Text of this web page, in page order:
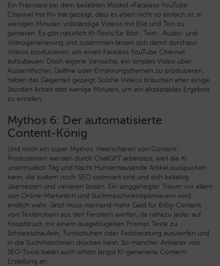
Ein Praxistest bei dem beliebten Modell »Faceless YouTube
Channel mit KI« hat gezeigt, dass es eben nicht so einfach ist, in
wenigen Minuten vollständige Videos mit Bild und Ton zu
genieren. Es gibt natürlich KI-Tools für Bild-, Text-, Audio- und
Videogenerierung und zusammen lassen sich damit durchaus
Videos produzieren, um einen Faceless YouTube Channel
aufzubauen. Doch eigene Versuche, ein simples Video über
Austernfischer, Delfine oder Ernährungsthemen zu produzieren,
haben das Gegenteil gezeigt. Solche Videos brauchen eher einige
Stunden Arbeit statt wenige Minuten, um ein akzeptables Ergebnis
zu erzielen.
Mythos 6: Der automatisierte
Content-König
Und noch ein super Mythos. Heerscharen von Content-
Produzenten werden durch ChatGPT arbeitslos, weil die KI
unermüdlich Tag und Nacht Hunderttausende Artikel ausspucken
kann, die zudem noch SEO optimiert sind und sich beliebig
übersetzen und variieren lassen. Ein langgehegter Traum vor allem
von Online-Marketern und Suchmaschinenoptimierern wird
endlich wahr. Jetzt muss niemand mehr Geld für Billig-Content
von Textbrokern aus den Fenstern werfen, da nahezu jeder auf
Knopfdruck mit einem ausgeklügelten Prompt Texte zu
Schneeschaufeln, Turnschuhen oder Farbberatung auswerfen und
in die Suchmaschinen drücken kann. So mancher Anbieter von
SEO-Tools bietet auch schon längst KI-generierte Content-
Erstellung an.